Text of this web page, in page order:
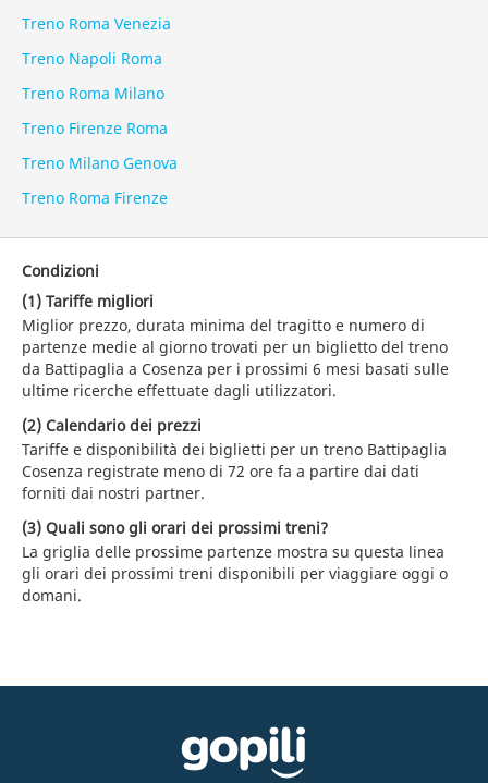
Treno Roma Venezia
Treno Napoli Roma
Treno Roma Milano
Treno Firenze Roma
Treno Milano Genova
Treno Roma Firenze
Condizioni
(1) Tariffe migliori
Miglior prezzo, durata minima del tragitto e numero di
partenze medie al giorno trovati per un biglietto del treno
da Battipaglia a Cosenza per i prossimi 6 mesi basati sulle
ultime ricerche effettuate dagli utilizzatori.
(2) Calendario dei prezzi
Tariffe e disponibilità dei biglietti per un treno Battipaglia
Cosenza registrate meno di 72 ore fa a partire dai dati
forniti dai nostri partner.
(3) Quali sono gli orari dei prossimi treni?
La griglia delle prossime partenze mostra su questa linea
gli orari dei prossimi treni disponibili per viaggiare oggi o
domani.